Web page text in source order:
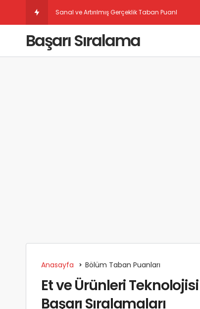
Sanal ve Artırılmış Gerçeklik Taban Puanları
Başarı Sıralama
Anasayfa Bölüm Taban Puanları
Et ve Ürünleri
Başarı Sıralamaları